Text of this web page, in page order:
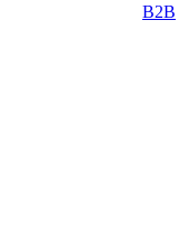
B2B